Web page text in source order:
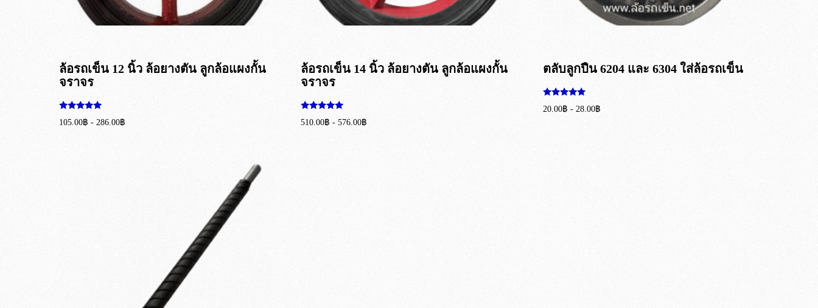
ล้อรถเข็น 12 นิ้ว ล้อยางตัน ลูกล้อแผงกั้น
จราจร
ให้คะแนน
5.00
105.00฿ - 286.00฿
ล้อรถเข็น 14 นิ้ว ล้อยางตัน ลูกล้อแผงกั้น
จราจร
ให้คะแนน
5.00
510.00฿ -576.00฿
ตลับลูกปืน 6204 และ 6304 ใส่ล้อรถเข็น
ให้คะแนน
5.00
20.00฿ - 28.00฿